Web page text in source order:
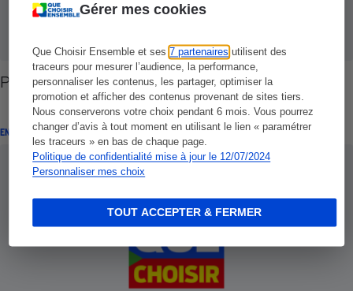
Gérer mes cookies
Que Choisir Ensemble et ses7 partenaires utilisent des
traceurs pour mesurer l’audience, la performance,
personnaliser les contenus, les partager, optimiser la
promotion et afficher des contenus provenant de sites tiers.
Nous conserverons votre choix pendant 6 mois. Vous pourrez
changer d’avis à tout moment en utilisant le lien « paramétrer
les traceurs » en bas de chaque page.
Politique de confidentialité mise à jour le 12/07/2024
Personnaliser mes choix
TOUT ACCEPTER & FERMER
Politique de l'eau - La faillite à prix d'or
ENQUÊTE